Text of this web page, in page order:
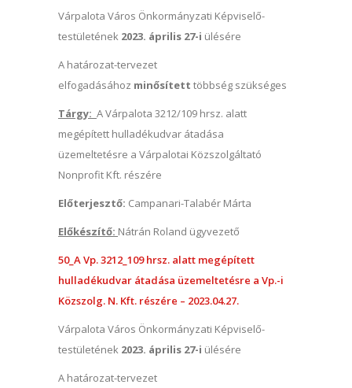
Várpalota Város Önkormányzati Képviselő-
testületének 2023. április 27-i ülésére
A határozat-tervezet
elfogadásához minősített többség szükséges
Tárgy: A Várpalota 3212/109 hrsz. alatt
megépített hulladékudvar átadása
üzemeltetésre a Várpalotai Közszolgáltató
Nonprofit Kft. részére
Előterjesztő: Campanari-Talabér Márta
Előkészítő: Nátrán Roland ügyvezető
50_A Vp. 3212_109 hrsz. alatt megépített
hulladékudvar átadása üzemeltetésre a Vp.-i
Közszolg. N. Kft. részére – 2023.04.27.
Várpalota Város Önkormányzati Képviselő-
testületének 2023. április 27-i ülésére
A határozat-tervezet